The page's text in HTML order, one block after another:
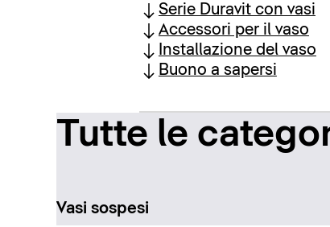
Serie Duravit con vasi
Accessori per il vaso
Installazione del vaso
Buono a sapersi
Tutte le
Vasi sospesi